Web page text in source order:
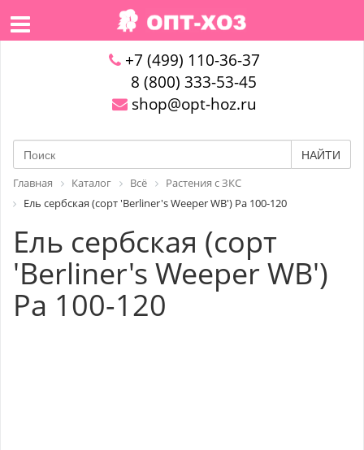
+7 (499) 110-36-37
8 (800) 333-53-45
shop@opt-hoz.ru
НАЙТИ
Главная Каталог Всё
Растения с ЗКС
Ель сербская (сорт 'Berliner's Weeper WB') Pa 100-120
Ель сербская (сорт
'Berliner's Weeper WB')
Pa 100-120